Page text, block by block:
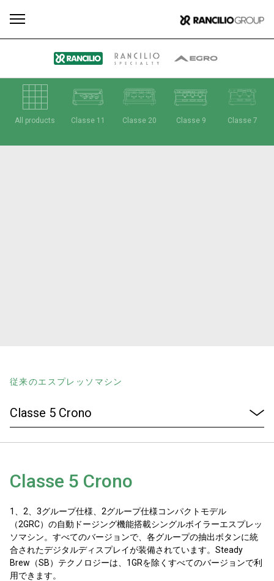
All products Classe 11 Classe 20 Classe 9 Classe 7
従来のエスプレッソマシン
Classe 5 Crono
1、2、3グループ仕様、2グループ仕様コンパクトモデル
（2GRC）の自動ドージング機能搭載シングルボイラーエスプレッ
ソマシン。すべてのバージョンで、各グループの抽出ボタンに統
合されたデジタルディスプレイが装備されています。Steady
Brew（SB）テクノロジーは、1GRを除くすべてのバージョンで利
用できます。
す
製品
ニュ
ダウン
もっ
サスティナビリティ
接続
お問い合わせ